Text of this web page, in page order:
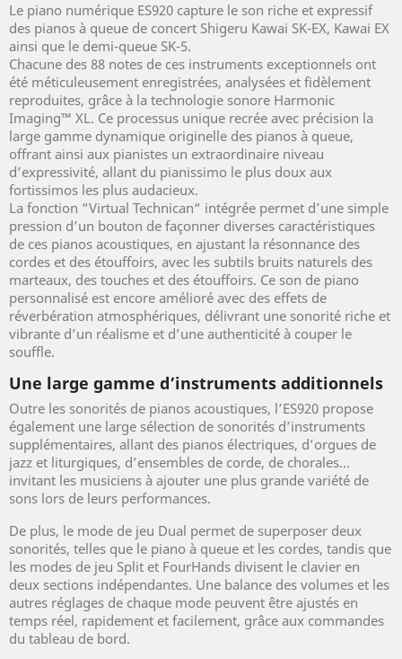
Le piano numérique ES920 capture le son riche et expressif
des pianos à queue de concert Shigeru Kawai SK-EX, Kawai EX
ainsi que le demi-queue SK-5.
Chacune des 88 notes de ces instruments exceptionnels ont
été méticuleusement enregistrées, analysées et fidèlement
reproduites, grâce à la technologie sonore Harmonic
Imaging™ XL. Ce processus unique recrée avec précision la
large gamme dynamique originelle des pianos à queue,
offrant ainsi aux pianistes un extraordinaire niveau
d’expressivité, allant du pianissimo le plus doux aux
fortissimos les plus audacieux.
La fonction “Virtual Technican“ intégrée permet d’une simple
pression d’un bouton de façonner diverses caractéristiques
de ces pianos acoustiques, en ajustant la résonnance des
cordes et des étouffoirs, avec les subtils bruits naturels des
marteaux, des touches et des étouffoirs. Ce son de piano
personnalisé est encore amélioré avec des effets de
réverbération atmosphériques, délivrant une sonorité riche et
vibrante d’un réalisme et d’une authenticité à couper le
souffle.
Une large gamme d’instruments additionnels
Outre les sonorités de pianos acoustiques, l’ES920 propose
également une large sélection de sonorités d’instruments
supplémentaires, allant des pianos électriques, d’orgues de
jazz et liturgiques, d’ensembles de corde, de chorales…
invitant les musiciens à ajouter une plus grande variété de
sons lors de leurs performances.
De plus, le mode de jeu Dual permet de superposer deux
sonorités, telles que le piano à queue et les cordes, tandis que
les modes de jeu Split et FourHands divisent le clavier en
deux sections indépendantes. Une balance des volumes et les
autres réglages de chaque mode peuvent être ajustés en
temps réel, rapidement et facilement, grâce aux commandes
du tableau de bord.